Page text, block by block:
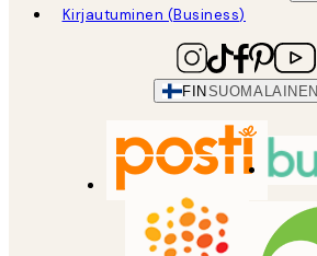
Kirjautuminen (Business)
FIN SUOMALAINEN